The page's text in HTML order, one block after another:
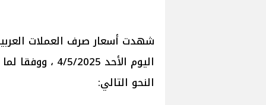
شهدت أسعار صرف العملات
اليوم الأحد 4 /5/2025 ، ووفقا
النحو التالي: